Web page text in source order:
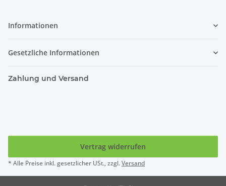
Informationen
Gesetzliche Informationen
Zahlung und Versand
Vertrag widerrufen
* Alle Preise inkl. gesetzlicher USt., zzgl.Versand